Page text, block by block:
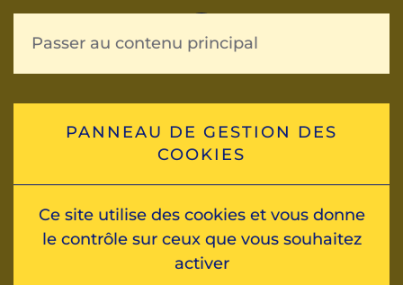
PANNEAU DE GESTION DES
COOKIES
Ce site utilise des cookies et vous donne
le contrôle sur ceux que vous souhaitez
activer
Passer au contenu principal
Gambade ?
Le concept
Gambade !est une randonnée gourmande en
Normandie, organisée au début de l’été dans
les territoires de l’estuaire de la Seine.